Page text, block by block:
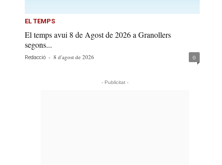
EL TEMPS
El temps avui 8 de Agost de 2026 a Granollers
segons...
Redacció - 8 d'agost de 2026 0
- Publicitat -